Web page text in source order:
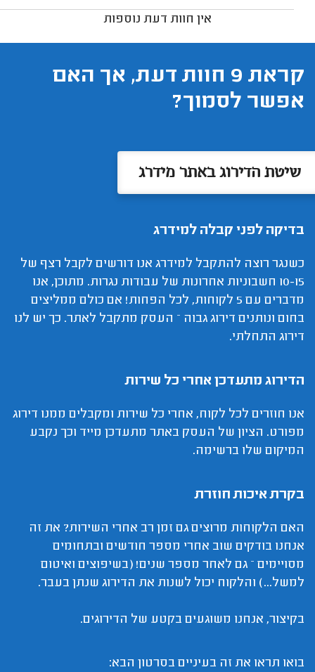
אין חוות דעת נוספות
קראת 9 חוות דעת, אך האם
אפשר לסמוך?
שיטת הדירוג באתר מידרג
בדיקה לפני קבלה למידרג
כשנגר רוצה להתקבל למידרג אנו דורשים לקבל רצף של
10-15 חשבוניות אחרונות של עבודות נגרות. מתוכן, אנו
מדברים עם 5 לקוחות, לכל הפחות! אם כולם ממליצים
בחום ונותנים דירוג גבוה – העסק מתקבל לאתר. כך יש לנו
דירוג התחלתי.
הדירוג מתעדכן אחרי כל שירות
אנו חוזרים לכל לקוח, אחרי כל שירות ומקבלים ממנו דירוג
מפורט. הציון של העסק באתר מתעדכן מייד וכך נקבע
המיקום שלו ברשימה.
בקרת איכות חוזרת
האם הלקוחות מרוצים גם זמן רב אחרי השירות? את זה
אנחנו בודקים שוב אחרי מספר חודשים ובתחומים
מסויימים – גם לאחר מספר שנים! (בשיפוצים ואיטום
למשל...) והלקוח יכול לשנות את הדירוג שנתן בעבר.
בקיצור, אנחנו משוגעים בקטע של הדירוגים.
בואו תראו את זה בעיניים בסרטון הבא: